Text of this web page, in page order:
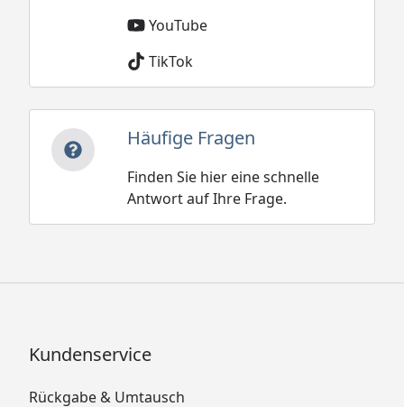
YouTube
TikTok
Häufige Fragen
Finden Sie hier eine schnelle
Antwort auf Ihre Frage.
Kundenservice
Rückgabe & Umtausch